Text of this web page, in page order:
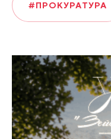
#ПРОКУРАТУРА